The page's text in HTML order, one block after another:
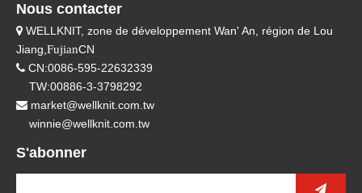
Nous contacter
 WELLKNIT, zone de développement Wan' An, région de Lou
Jiang,FujianCN
 CN:0086-595-22632339
TW:00886-3-3798292
 market@wellknit.com.tw
winnie@wellknit.com.tw
S'abonner